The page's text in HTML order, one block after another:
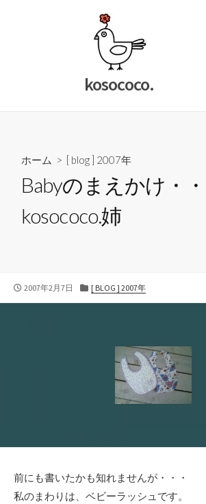
ス
kosococo.
ホーム > [ blog ] 2007年
Babyのまえかけ・
kosococo.姉
公
2007年2月7日
カ
[ BLOG ] 2007年
前にも書いたかも知れませんが・・・
私のまわりは、ベビーラッシュです。